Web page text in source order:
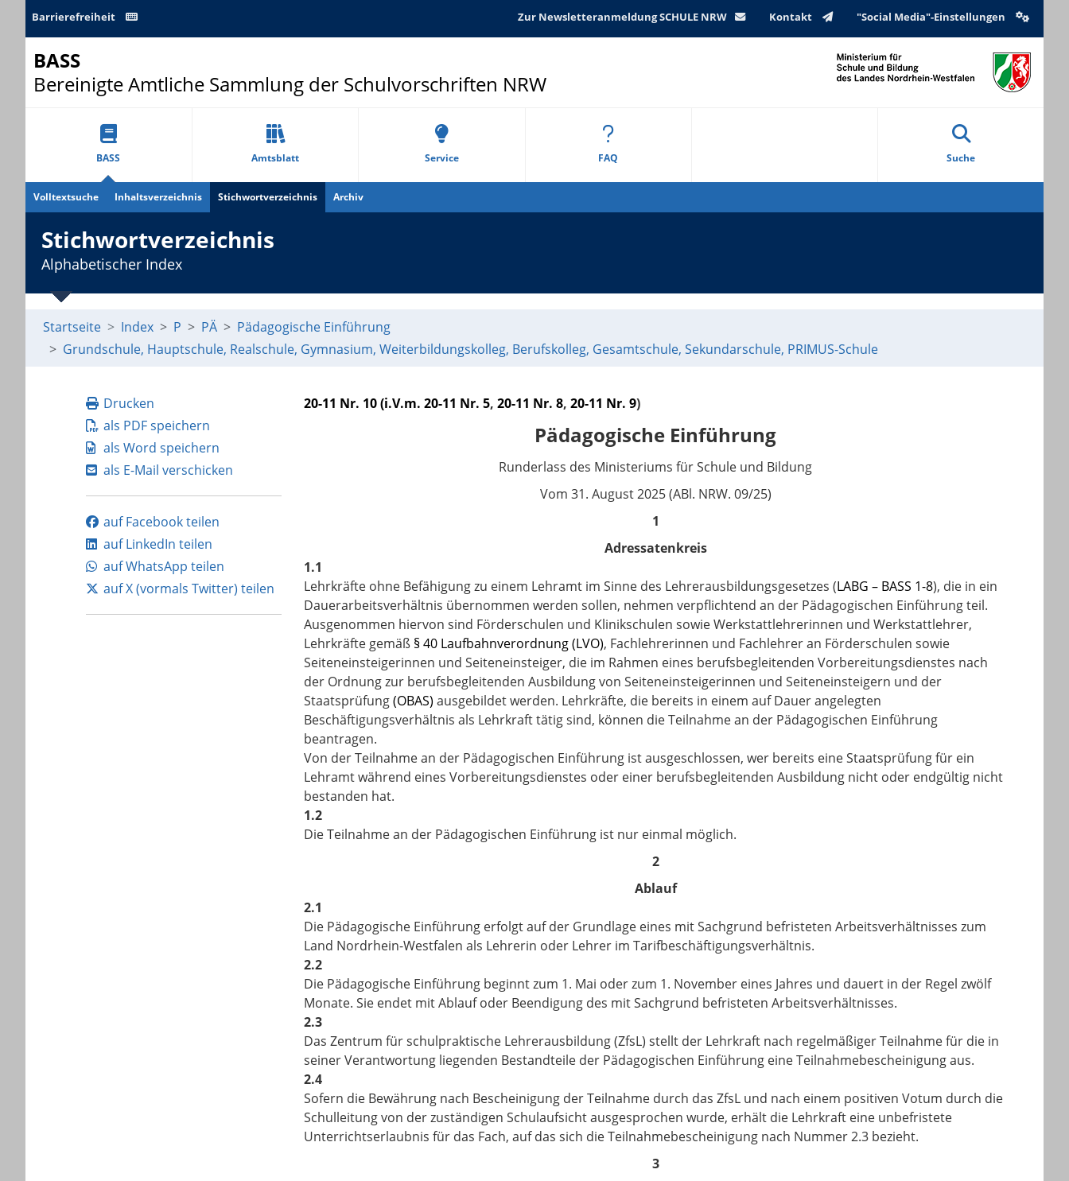
Barrierefreiheit Zur Newsletteranmeldung SCHULE NRW Kontakt "Social Media"-Einstellungen
BASS
Bereinigte Amtliche Sammlung der Schulvorschriften NRW
BASS Amtsblatt Service FAQ Suche
Volltextsuche Inhaltsverzeichnis Stichwortverzeichnis Archiv
Stichwortverzeichnis
Alphabetischer Index
Startseite Index P PÄ
Pädagogische Einführung
Grundschule, Hauptschule, Realschule, Gymnasium, Weiterbildungskolleg, Berufskolleg, Gesamtschule, Sekundarschule, PRIMUS-Schule
Drucken
als PDF speichern
als Word speichern
als E-Mail verschicken
auf Facebook teilen
auf LinkedIn teilen
auf WhatsApp teilen
auf X (vormals Twitter) teilen
20-11 Nr. 10 (i.V.m. 20-11 Nr. 5, 20-11 Nr. 8, 20-11 Nr. 9)
Pädagogische Einführung
Runderlass des Ministeriums für Schule und Bildung
Vom 31. August 2025 (ABl. NRW. 09/25)
1
Adressatenkreis
1.1
Lehrkräfte ohne Befähigung zu einem Lehramt im Sinne des Lehrerausbildungsgesetzes (LABG – BASS 1-8), die in ein
Dauerarbeitsverhältnis übernommen werden sollen, nehmen verpflichtend an der Pädagogischen Einführung teil.
Ausgenommen hiervon sind Förderschulen und Klinikschulen sowie Werkstattlehrerinnen und Werkstattlehrer,
Lehrkräfte gemäß § 40 Laufbahnverordnung (LVO), Fachlehrerinnen und Fachlehrer an Förderschulen sowie
Seiteneinsteigerinnen und Seiteneinsteiger, die im Rahmen eines berufsbegleitenden Vorbereitungsdienstes nach
der Ordnung zur berufsbegleitenden Ausbildung von Seiteneinsteigerinnen und Seiteneinsteigern und der
Staatsprüfung(OBAS) ausgebildet werden. Lehrkräfte, die bereits in einem auf Dauer angelegten
Beschäftigungsverhältnis als Lehrkraft tätig sind, können die Teilnahme an der Pädagogischen Einführung
beantragen.
Von der Teilnahme an der Pädagogischen Einführung ist ausgeschlossen, wer bereits eine Staatsprüfung für ein
Lehramt während eines Vorbereitungsdienstes oder einer berufsbegleitenden Ausbildung nicht oder endgültig nicht
bestanden hat.
1.2
Die Teilnahme an der Pädagogischen Einführung ist nur einmal möglich.
2
Ablauf
2.1
Die Pädagogische Einführung erfolgt auf der Grundlage eines mit Sachgrund befristeten Arbeitsverhältnisses zum
Land Nordrhein-Westfalen als Lehrerin oder Lehrer im Tarifbeschäftigungsverhältnis.
2.2
Die Pädagogische Einführung beginnt zum 1. Mai oder zum 1. November eines Jahres und dauert in der Regel zwölf
Monate. Sie endet mit Ablauf oder Beendigung des mit Sachgrund befristeten Arbeitsverhältnisses.
2.3
Das Zentrum für schulpraktische Lehrerausbildung (ZfsL) stellt der Lehrkraft nach regelmäßiger Teilnahme für die in
seiner Verantwortung liegenden Bestandteile der Pädagogischen Einführung eine Teilnahmebescheinigung aus.
2.4
Sofern die Bewährung nach Bescheinigung der Teilnahme durch das ZfsL und nach einem positiven Votum durch die
Schulleitung von der zuständigen Schulaufsicht ausgesprochen wurde, erhält die Lehrkraft eine unbefristete
Unterrichtserlaubnis für das Fach, auf das sich die Teilnahmebescheinigung nach Nummer 2.3 bezieht.
3